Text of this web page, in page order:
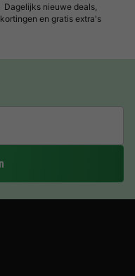
Dagelijks nieuwe deals,
kortingen en gratis extra's